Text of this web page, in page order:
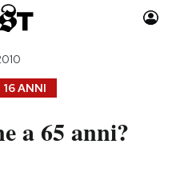
Moda
16 ANNI
a 65 anni?